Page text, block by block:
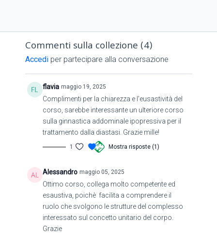
pratici, avrai una visione chiara su come organizzare le
prime sedute e adattare il trattamento nel tempo. Gli
in studio che a casa, offrendo ai tuoi pazienti un
percorso di riabilitazione completo e progressivo.
Cosa imparerai:
Eziologia della diastasi: Comprendere cause e
incidenza della patologia.
Anatomia e fisiologia: Approfondire la struttura e il
Valutazione: Tecniche di diagnosi e valutazione
clinica funzionale.
Terapia fisica strumentale: Come integrarla nel
trattamento attivo e passivo.
Esercizi pratici per i pazienti: Suddivisi in livello
base, medi e avazato.
Commenti sulla collezione (4)
Accediper partecipare alla conversazione
flavia maggio 19, 2025
Complimenti per la chiarezza e l'eusastività del
corso, sarebbe interessante un ulteriore corso
sulla ginnastica addominale ipopressiva per il
trattamento dalla diastasi. Grazie mille!
1 Mostra risposte (1)
Alessandro maggio 05, 2025
Ottimo corso, collega molto competente ed
esaustiva, poichè facilita a comprendere il
ruolo che svolgono le strutture del complesso
interessato sul concetto unitario del corpo.
Grazie